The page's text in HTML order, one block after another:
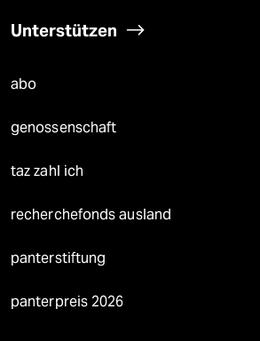
Unterstützen
abo
genossenschaft
taz zahl ich
recherchefonds ausland
panterstiftung
panterpreis 2026